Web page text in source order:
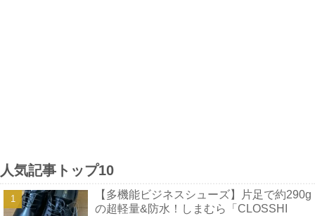
人気記事トップ10
【多機能ビジネスシューズ】片足で約290g
の超軽量&防水！しまむら「CLOSSHI